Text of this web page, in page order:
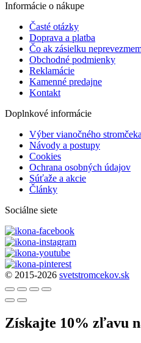
Informácie o nákupe
Časté otázky
Doprava a platba
Čo ak zásielku
Obchodné podmienky
Reklamácie
Kamenné predajne
Kontakt
Doplnkové informácie
Výber vianočného
Návody a postupy
Cookies
Ochrana osobných údajov
Súťaže a akcie
Články
Sociálne siete
© 2015-2026 svetstromcekov.sk
Získajte 10% zľavu